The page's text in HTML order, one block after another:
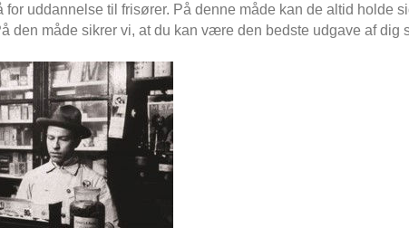
for uddannelse til frisører. På denne måde kan de altid holde
den måde sikrer vi, at du kan være den bedste udgave af dig